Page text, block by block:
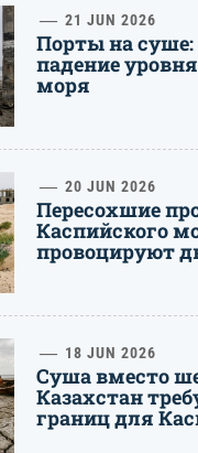
21 JUN 2026
Порты на суше:
падение
моря
20 JUN 2026
Пересохшие
Каспийского
провоцируют
18 JUN 2026
Суша вместо
Казахстан
границ для